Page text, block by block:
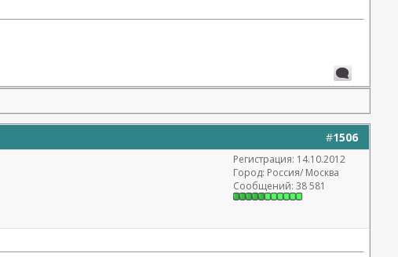
#1506
Регистрация: 14.10.2012
Город: Россия/ Москва
Сообщений: 38 581